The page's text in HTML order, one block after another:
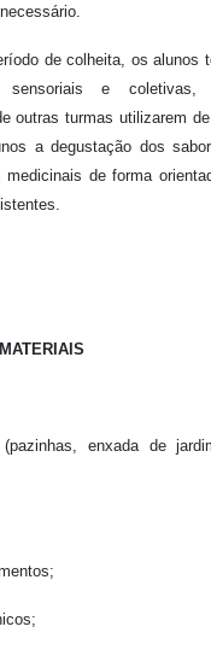
de colheita, os alunos
sensoriais e coletivas,
outras turmas utilizarem
a degustação dos
medicinais de forma
(pazinhas, enxada de